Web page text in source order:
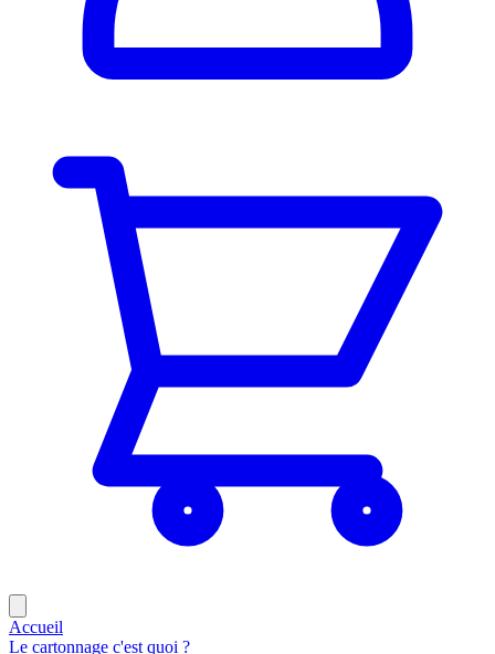
Accueil
Le cartonnage c'est quoi ?